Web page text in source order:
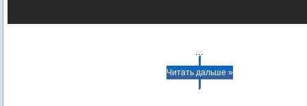
...
Читать дальше »